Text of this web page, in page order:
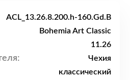
ACL_13.26.8.200.h-160.Gd.B
Bohemia Art Classic
11.26
Чехия
классический